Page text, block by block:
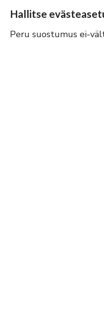
Hallitse
Peru suostumus ei-